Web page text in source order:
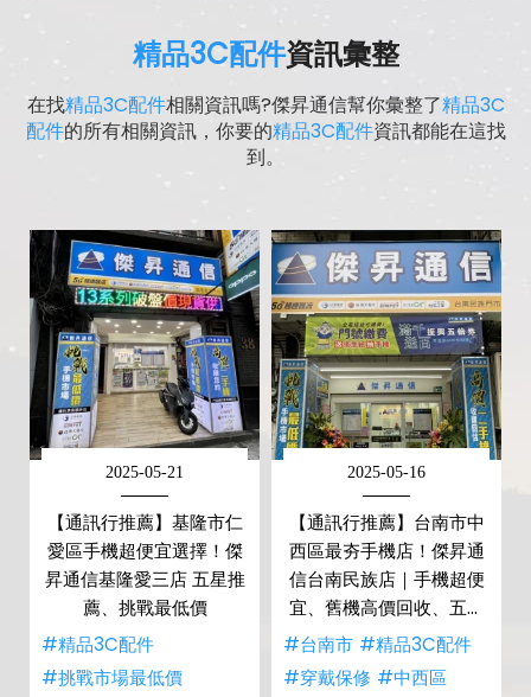
精品3C配件資訊彙整
在找精品3C配件相關資訊嗎?傑昇通信幫你彙整了精品3C
配件的所有相關資訊，你要的精品3C配件資訊都能在這找
到。
2025-05-21
【通訊行推薦】基隆市仁
愛區手機超便宜選擇！傑
昇通信基隆愛三店 五星推
薦、挑戰最低價
#精品3C配件
#挑戰市場最低價
2025-05-16
【通訊行推薦】台南市中
西區最夯手機店！傑昇通
信台南民族店｜手機超便
宜、舊機高價回收、五星
好評不間斷
#台南市 #精品3C配件
#穿戴保修 #中西區